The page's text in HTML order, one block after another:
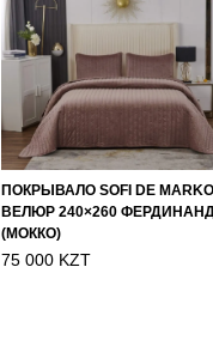
ПОКРЫВАЛО SOFI DE MARKO
ВЕЛЮР 240×260
(МОККО)
75 000 KZT